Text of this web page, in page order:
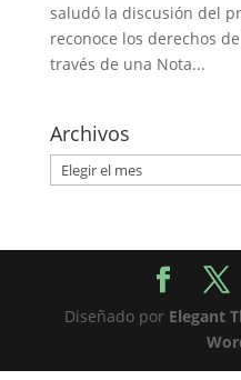
saludó la discusión del
reconoce los derechos
través de una Nota...
Archivos
Archivos
Diseñado por Elegant